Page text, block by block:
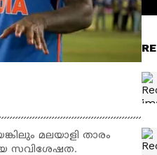
മലയാളി താരം
സവിശേഷത.